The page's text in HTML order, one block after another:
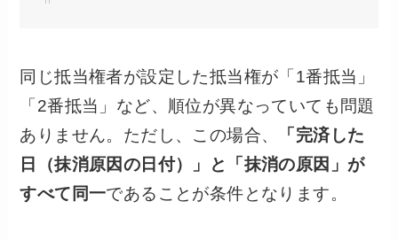
同じ抵当権者が設定した抵当権が「1番抵当」
「2番抵当」など、順位が異なっていても問題
ありません。ただし、この場合、
「完済した
日（抹消原因の日付）」と「抹消の原因」が
すべて同一であることが条件となります。